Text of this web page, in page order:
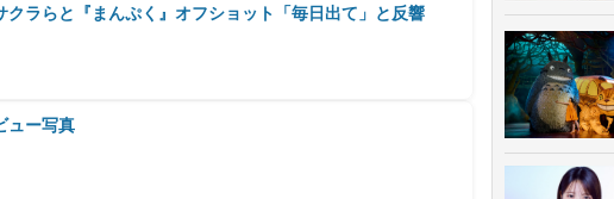
クラらと『まんぷく』オフショット「毎日出て」と反響
ュー写真